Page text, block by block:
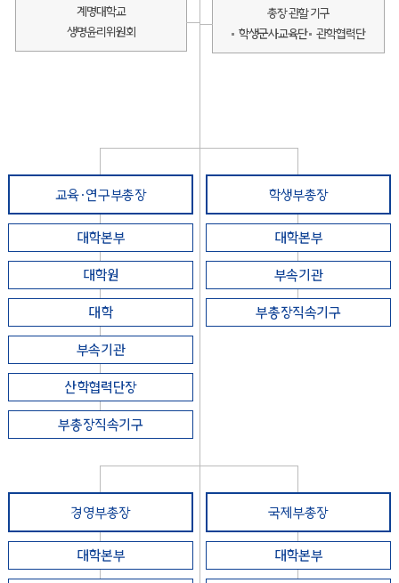
계명대학교
생명윤리위원회
총장 관할 기구
학생군사교육단 관학협력단
교육·연구부총장
대학본부
대학원
대학
부속기관
산학협력단장
부총장직속기구
학생부총장
대학본부
부속기관
부총장직속기구
경영부총장
대학본부
국제부총장
대학본부